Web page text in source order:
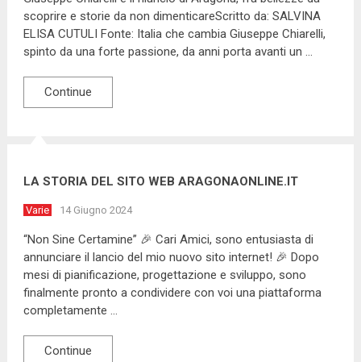
scoprire e storie da non dimenticareScritto da: SALVINA
ELISA CUTULI Fonte: Italia che cambia Giuseppe Chiarelli,
spinto da una forte passione, da anni porta avanti un …
Continue
LA STORIA DEL SITO WEB ARAGONAONLINE.IT
Varie 14 Giugno 2024
“Non Sine Certamine” 🎉 Cari Amici, sono entusiasta di
annunciare il lancio del mio nuovo sito internet! 🎉 Dopo
mesi di pianificazione, progettazione e sviluppo, sono
finalmente pronto a condividere con voi una piattaforma
completamente …
Continue